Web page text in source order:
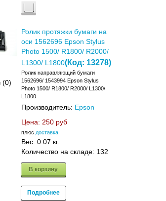
(0)
Ролик протяжки бумаги на
оси 1562696 Epson Stylus
Photo 1500/ R1800/ R2000/
L1300/ L1800(Код: 13278)
Ролик направляющий бумаги
1562696/ 1543994 Epson Stylus
Photo 1500/ R1800/ R2000/ L1300/
L1800
Производитель: Epson
Цена: 250 руб
плюс доставка
Вес: 0.07 кг.
Количество на складе: 132
В корзину
Подробнее